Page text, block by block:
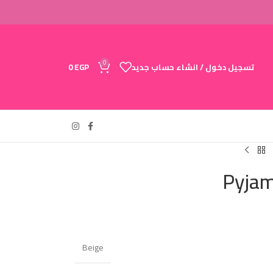
تسجيل دخول / انشاء حساب جديد 0
0EGP
Beige